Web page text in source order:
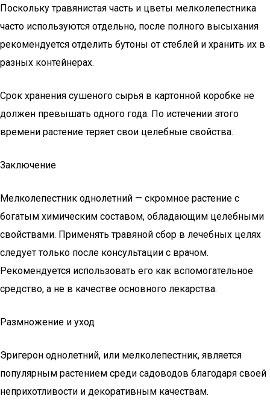
Поскольку травянистая часть и цветы мелколепестника
часто используются отдельно, после полного высыхания
рекомендуется отделить бутоны от стеблей и хранить их в
разных контейнерах.
Срок хранения сушеного сырья в картонной коробке не
должен превышать одного года. По истечении этого
времени растение теряет свои целебные свойства.
Заключение
Мелколепестник однолетний — скромное растение с
богатым химическим составом, обладающим целебными
свойствами. Применять травяной сбор в лечебных целях
следует только после консультации с врачом.
Рекомендуется использовать его как вспомогательное
средство, а не в качестве основного лекарства.
Размножение и уход
Эригерон однолетний, или мелколепестник, является
популярным растением среди садоводов благодаря своей
неприхотливости и декоративным качествам.